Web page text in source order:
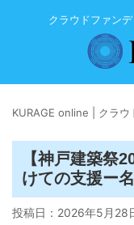
クラウドファン
KURAGE online | クラウ
【神戸建築祭
けての支援ー
投稿日： 2026年5月28